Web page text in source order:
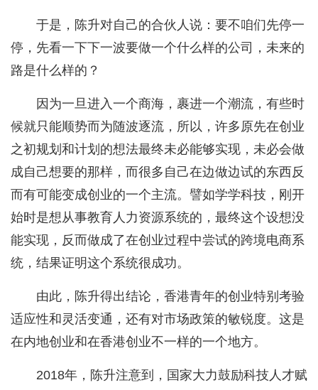
于是，陈升对自己的合伙人说：要不咱们先停一
停，先看一下下一波要做一个什么样的公司，未来的
路是什么样的？
因为一旦进入一个商海，裹进一个潮流，有些时
候就只能顺势而为随波逐流，所以，许多原先在创业
之初规划和计划的想法最终未必能够实现，未必会做
成自己想要的那样，而很多自己在边做边试的东西反
而有可能变成创业的一个主流。譬如学学科技，刚开
始时是想从事教育人力资源系统的，最终这个设想没
能实现，反而做成了在创业过程中尝试的跨境电商系
统，结果证明这个系统很成功。
由此，陈升得出结论，香港青年的创业特别考验
适应性和灵活变通，还有对市场政策的敏锐度。这是
在内地创业和在香港创业不一样的一个地方。
2018年，陈升注意到，国家大力鼓励科技人才赋